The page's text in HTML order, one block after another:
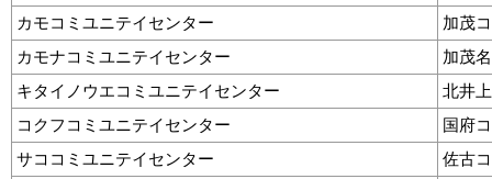
カモコミユニテイセンター
加茂
カモナコミユニテイセンター
加茂
キタイノウエコミユニテイセンター
北井
コクフコミユニテイセンター
国府
サココミユニテイセンター
佐古